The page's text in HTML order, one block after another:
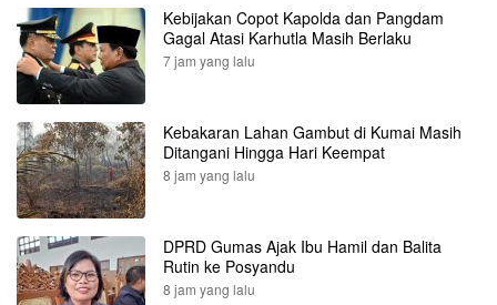
Kebijakan Copot Kapolda dan Pangdam
Gagal Atasi Karhutla Masih Berlaku
7 jam yang lalu
Kebakaran Lahan Gambut di Kumai Masih
Ditangani Hingga Hari Keempat
8 jam yang lalu
DPRD Gumas Ajak Ibu Hamil dan Balita
Rutin ke Posyandu
8 jam yang lalu